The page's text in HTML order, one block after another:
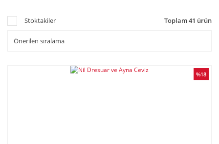
Stoktakiler Toplam 41 ürün
%18